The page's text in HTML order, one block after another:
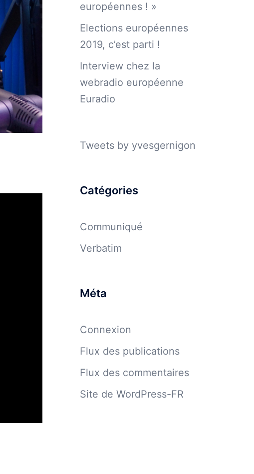
européennes ! »
Elections européennes
2019, c’est parti !
Interview chez la
webradio européenne
Euradio
Tweets by yvesgernigon
Catégories
Communiqué
Verbatim
Méta
Connexion
Flux des publications
Flux des commentaires
Site de WordPress-FR